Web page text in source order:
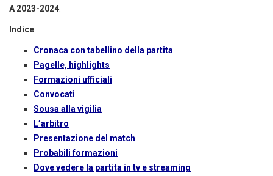
A 2023-2024.
Indice
Cronaca con tabellino della partita
Pagelle, highlights
Formazioni ufficiali
Convocati
Sousa alla vigilia
L’arbitro
Presentazione del match
Probabili formazioni
Dove vedere la partita in tv e streaming